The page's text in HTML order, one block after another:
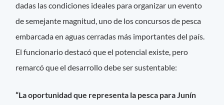
dadas las condiciones ideales para organizar un evento
de semejante magnitud, uno de los concursos de pesca
embarcada en aguas cerradas más importantes del país.
El funcionario destacó que el potencial existe, pero
remarcó que el desarrollo debe ser sustentable:
“La oportunidad que representa la pesca para Junín